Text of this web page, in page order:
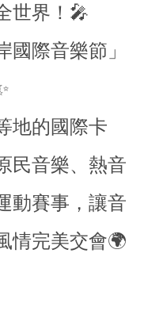
世界！🎤
國際音樂節」
地的國際卡
民音樂、熱音
動賽事，讓音
情完美交會🌍